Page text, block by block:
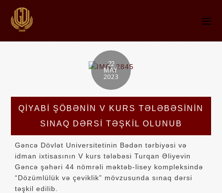
22
MAY
2023
QIYABI ŞÖBƏNIN V KURS TƏLƏBƏSININ
SINAQ DƏRSI TƏŞKIL OLUNUB
Gəncə Dövlət Universitetinin Bədən tərbiyəsi və
idman ixtisasının V kurs tələbəsi Turqan Əliyevin
Gəncə şəhəri 44 nömrəli məktəb-lisey kompleksində
“Dözümlülük və çeviklik” mövzusunda sınaq dərsi
təşkil edilib.